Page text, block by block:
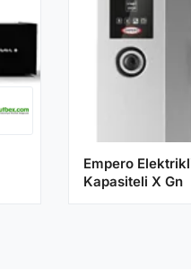
Empero
Kapasiteli X Gn